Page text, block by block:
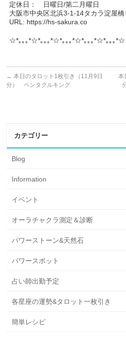
定休日： 日曜日/第二月曜日
大阪市中央区北浜3-1-14タカラ淀屋
URL: https://hs-sakura.co
☆*｡｡｡*☆*｡｡｡*☆*｡｡｡*☆*｡｡｡*☆*｡｡｡
← 本日のタロット1枚引き（11月9日
分） ペンタクルキング
本
カテゴリー
Blog
Information
イベント
オーラチャクラ測定＆診断
パワーストーン&天然石
パワースポット
占い師出勤予定
各星座の運勢&タロット一枚引き
簡単レシピ